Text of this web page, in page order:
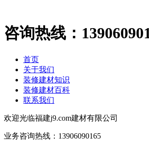
咨询热线：
首页
关于我们
装修建材知识
装修建材百科
联系我们
欢迎光临福建j9.com建材有限公司
业务咨询热线： 13906090165